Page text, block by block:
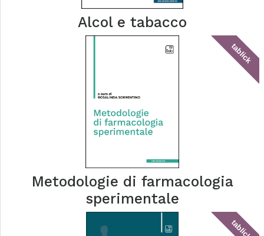
Alcol e tabacco
tablick
Metodologie di farmacologia
sperimentale
tablick